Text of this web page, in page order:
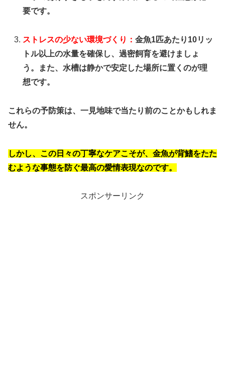
要です。
ストレスの少ない環境づくり ：金魚1匹あたり10リッ
トル以上の水量を確保し、過密飼育を避けましょ
う。また、水槽は静かで安定した場所に置くのが理
想です。
これらの予防策は、一見地味で当たり前のことかもしれま
せん。
しかし、この日々の丁寧なケアこそが、金魚が背鰭をたた
むような事態を防ぐ最高の愛情表現なのです。
スポンサーリンク